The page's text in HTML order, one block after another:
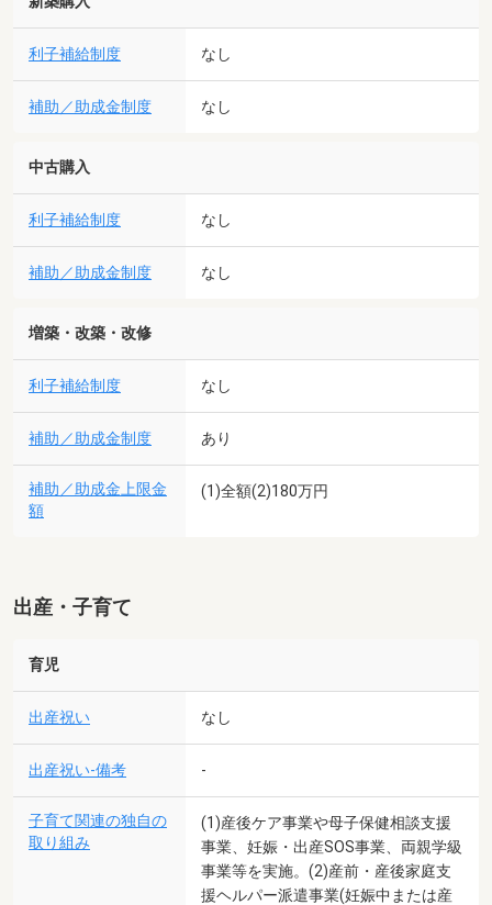
利子補給制度 なし
補助／助成金制度 なし
中古購入
利子補給制度 なし
補助／助成金制度 なし
増築・改築・改修
利子補給制度 なし
補助／助成金制度 あり
補助／助成金上限金
額
(1)全額(2)180万円
出産・子育て
育児
出産祝い なし
出産祝い-備考 -
子育て関連の独自の
取り組み
(1)産後ケア事業や母子保健相談支援
事業、妊娠・出産SOS事業、両親学級
事業等を実施。(2)産前・産後家庭支
援ヘルパー派遣事業(妊娠中または産